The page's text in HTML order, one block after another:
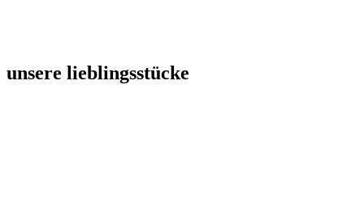
unsere lieblingsstücke